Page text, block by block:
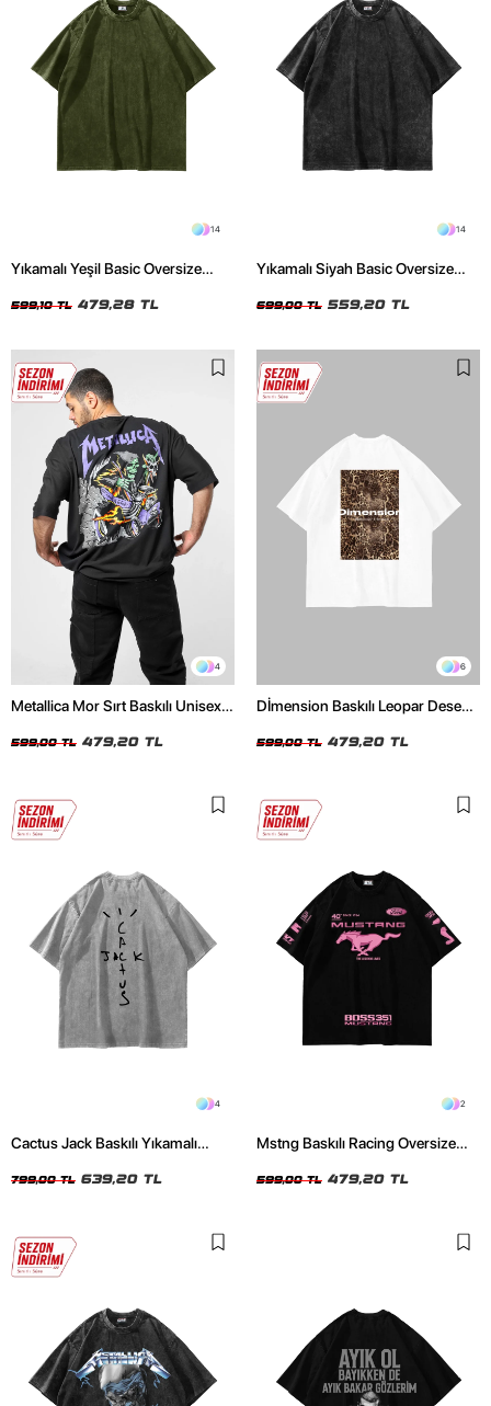
14
Yıkamalı Yeşil Basic Oversize
599,10 TL 479,28 TL
14
Yıkamalı Siyah Basic Oversize
699,00 TL 559,20 TL
4
Metallica Mor Sırt Baskılı Unisex
599,00 TL 479,20 TL
6
Dİmension Baskılı Leopar Desenli
Tshirt
599,00 TL 479,20 TL
4
Cactus Jack Baskılı Yıkamalı
799,00 TL 639,20 TL
2
Mstng Baskılı Racing Oversize
599,00 TL 479,20 TL